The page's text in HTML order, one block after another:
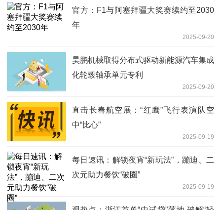
官方：F1与阿塞拜疆大奖赛续约至2030
年
2025-09-20
昊鹏机械取得分布式驱动新能源汽车集成
化轮毂轴承单元专利
2025-09-20
直击长春航空展：“红鹰”飞行表演队空
中“比心”
2025-09-19
每日速讯：解锁夜宵“新玩法”，蹦迪、二
次元助力餐饮“破圈”
2025-09-19